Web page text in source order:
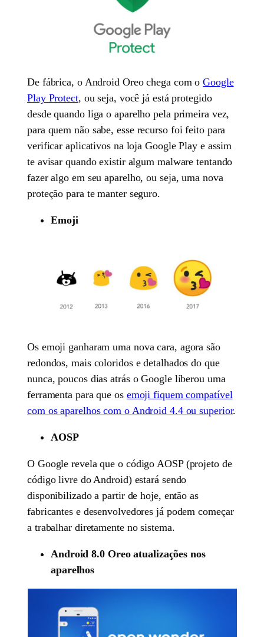
De fábrica, o Android Oreo chega com oGoogle
Play Protect, ou seja, você já está protegido
desde quando liga o aparelho pela primeira vez,
para quem não sabe, esse recurso foi feito para
verificar aplicativos na loja Google Play e assim
te avisar quando existir algum malware tentando
fazer algo em seu aparelho, ou seja, uma nova
proteção para te manter seguro.
Emoji
Os emoji ganharam uma nova cara, agora são
redondos, mais coloridos e detalhados do que
nunca, poucos dias atrás o Google liberou uma
ferramenta para que os emoji fiquem compatível
com os aparelhos com o Android 4.4 ou superior.
AOSP
O Google revela que o código AOSP (projeto de
código livre do Android) estará sendo
disponibilizado a partir de hoje, então as
fabricantes e desenvolvedores já podem começar
a trabalhar diretamente no sistema.
Android 8.0 Oreo atualizações nos
aparelhos